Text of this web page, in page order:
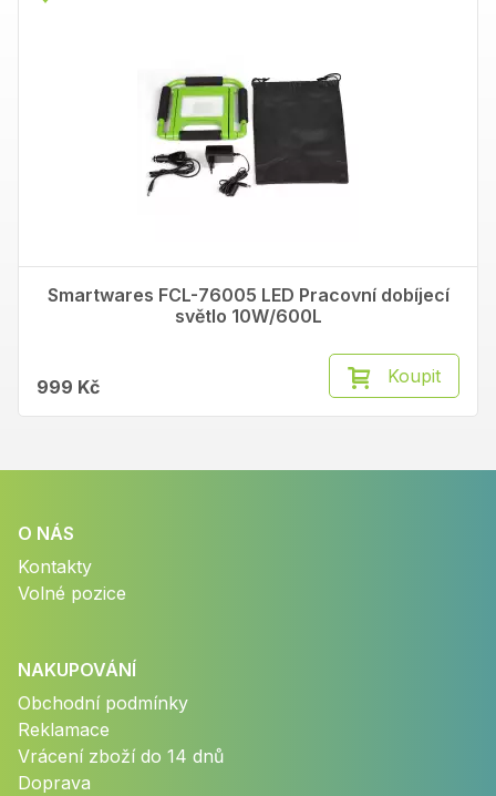
Smartwares FCL-76005 LED Pracovní dobíjecí
světlo 10W/600L
999 Kč Koupit
O NÁS
Kontakty
Volné pozice
NAKUPOVÁNÍ
Obchodní podmínky
Reklamace
Vrácení zboží do 14 dnů
Doprava